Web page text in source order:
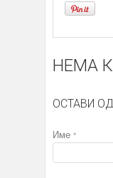
НЕМА
ОСТАВИ
Име *